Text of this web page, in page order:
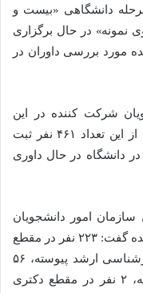
دانشگاهی «بیست و
نمونه» در حال برگزاری
شرکت کننده مورد بررسی داوران در
شرکت کننده در این
جشنواره تعداد ۷۹۵ نفر ثبت نام کرده که از این تعداد ۴۶۱ نفر ثبت
دانشگاه در حال داوری
امور دانشجویان
در خصوص مقاطع دانشجویان ثبت نام کننده گفت: ۲۲۳ نفر در مقطع
کارشناسی پیوسته، یک نفر در مقطع کارشناسی ارشد پیوسته، ۵۶
نفر در مقطع کارشناسی ارشد نا پیوسته، ۲ نفر در مقطع دکتری